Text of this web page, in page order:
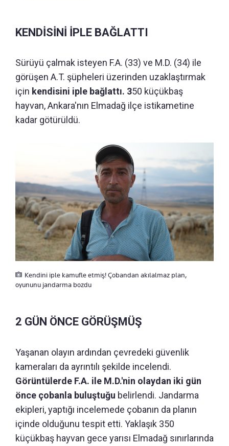
KENDİSİNİ İPLE BAĞLATTI
Sürüyü çalmak isteyen F.A. (33) ve M.D. (34) ile
görüşen A.T. şüpheleri üzerinden uzaklaştırmak
için kendisini iple bağlattı. 350 küçükbaş
hayvan, Ankara'nın Elmadağ ilçe istikametine
kadar götürüldü.
Kendini iple kamufle etmiş! Çobandan akılalmaz plan,
oyununu jandarma bozdu
2 GÜN ÖNCE GÖRÜŞMÜŞ
Yaşanan olayın ardından çevredeki güvenlik
kameraları da ayrıntılı şekilde incelendi.
Görüntülerde F.A. ile M.D.'nin olaydan iki gün
önce çobanla buluştuğu belirlendi. Jandarma
ekipleri, yaptığı incelemede çobanın da planın
içinde olduğunu tespit etti. Yaklaşık 350
küçükbaş hayvan gece yarısı Elmadağ sınırlarında